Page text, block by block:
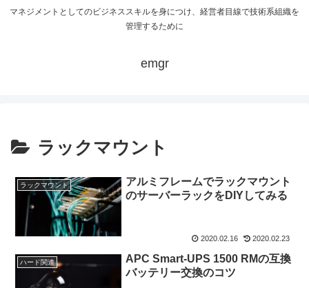
マネジメントとしてのビジネススキルを身につけ、経営者目線で技術系組織を
管理するために
emgr
ラックマウント
ラックマウント
アルミフレームでラックマウント
のサーバーラックをDIYしてみる
2020.02.16 2020.02.23
ハード関連
APC Smart-UPS 1500 RMの互換
バッテリー交換のコツ